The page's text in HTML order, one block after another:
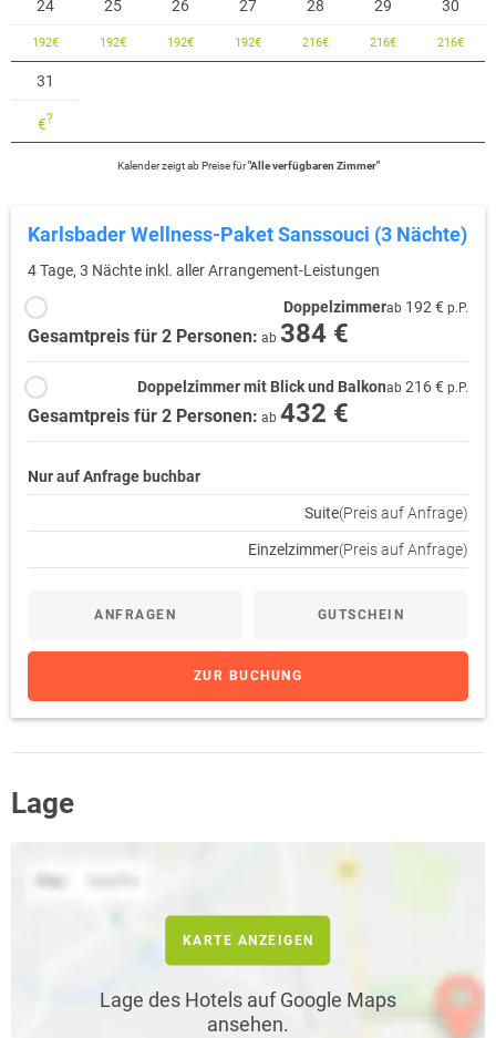
24
192€
25
192€
26
192€
27
192€
28
216€
29
216€
30
216€
31
€?
Kalender zeigtab Preise für"Alle verfügbaren Zimmer"
Karlsbader Wellness-Paket Sanssouci (3 Nächte)
4 Tage, 3 Nächte inkl. aller Arrangement-Leistungen
Doppelzimmerab 192 € p.P.
Gesamtpreis für 2 Personen: ab 384 €
Doppelzimmer mit Blick und Balkonab 216 € p.P.
Gesamtpreis für 2 Personen: ab 432 €
Nur auf Anfrage buchbar
Suite(Preis auf Anfrage)
Einzelzimmer(Preis auf Anfrage)
ANFRAGEN GUTSCHEIN
ZUR BUCHUNG
Lage
KARTE ANZEIGEN
Lage des Hotels auf Google Maps
ansehen.